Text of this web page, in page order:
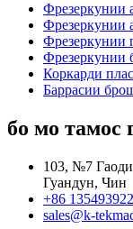
Фрезеркунии
Фрезеркунии
Фрезеркунии
Фрезеркунии
Коркарди
Баррасии
бо мо тамос
103, №7
Гуандун, Чин
+86
sales@k-